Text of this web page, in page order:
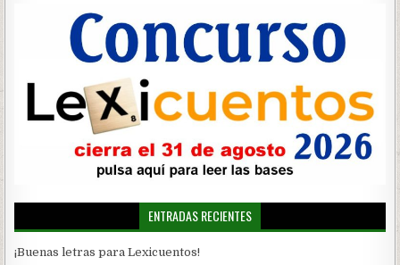
ENTRADAS RECIENTES
¡Buenas letras para Lexicuentos!